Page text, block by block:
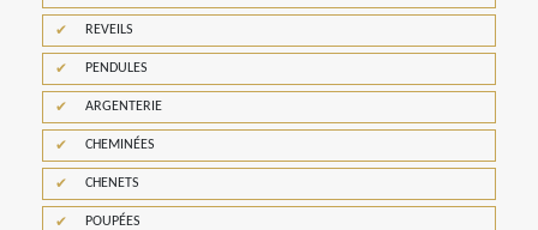
REVEILS
PENDULES
ARGENTERIE
CHEMINÉES
CHENETS
POUPÉES